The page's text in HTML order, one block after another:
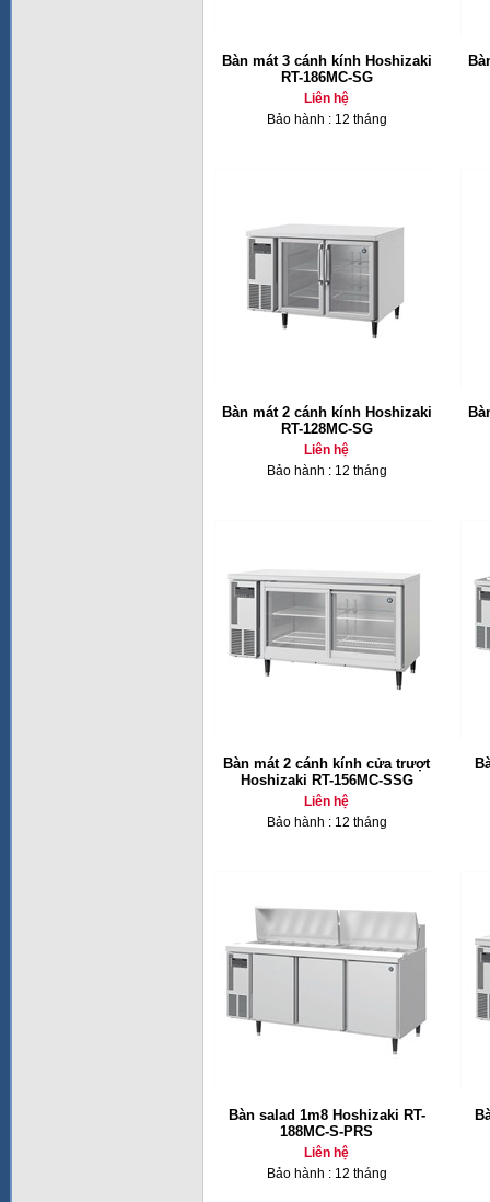
Bàn mát 3 cánh kính Hoshizaki
RT-186MC-SG
Liên hệ
Bảo hành : 12 tháng
Bàn mát 2 cánh kính Hoshizaki
RT-128MC-SG
Liên hệ
Bảo hành : 12 tháng
Bàn mát 2 cánh kính cửa trượt
Hoshizaki RT-156MC-SSG
Liên hệ
Bảo hành : 12 tháng
Bàn salad 1m8 Hoshizaki RT-
188MC-S-PRS
Liên hệ
Bảo hành : 12 tháng